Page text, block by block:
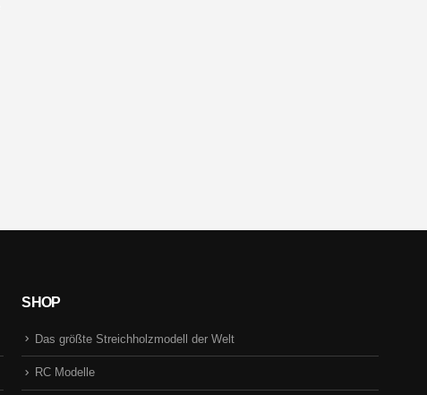
SHOP
Das größte Streichholzmodell der Welt
RC Modelle